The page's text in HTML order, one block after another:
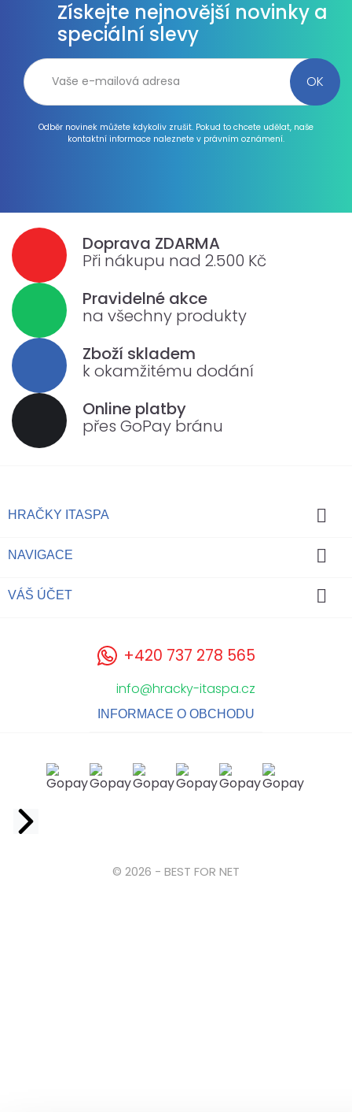
Získejte nejnovější novinky a
speciální slevy
Odběr novinek můžete kdykoliv zrušit. Pokud to chcete udělat, naše
kontaktní informace naleznete v právním oznámení.
Doprava ZDARMA
Při nákupu nad 2.500 Kč
Pravidelné akce
na všechny produkty
Zboží skladem
k okamžitému dodání
Online platby
přes GoPay bránu
HRAČKY ITASPA 
NAVIGACE 
VÁŠ ÚČET 
+420 737 278 565
info@hracky-itaspa.cz
INFORMACE O OBCHODU
© 2026 - BEST FOR NET